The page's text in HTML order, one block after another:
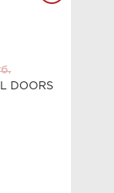
DOORS